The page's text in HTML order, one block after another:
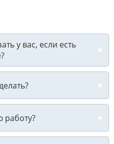
у вас, если есть
работу?